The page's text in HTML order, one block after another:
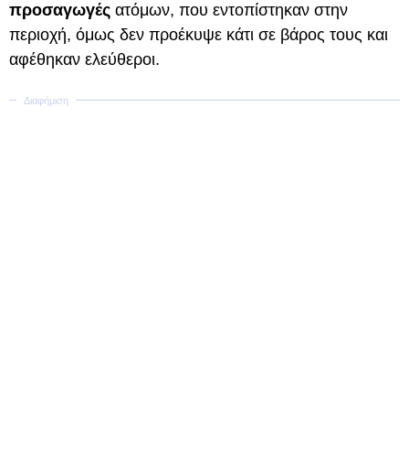
προσαγωγές ατόμων, που εντοπίστηκαν στην
περιοχή, όμως δεν προέκυψε κάτι σε βάρος τους και
αφέθηκαν ελεύθεροι.